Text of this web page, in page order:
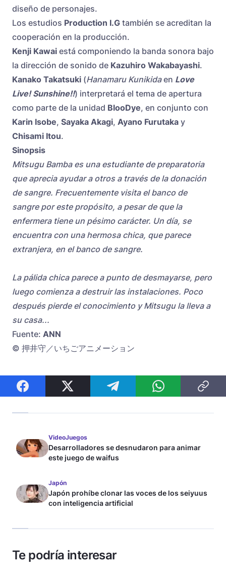
diseño de personajes.
Los estudios Production I.G también se acreditan la
cooperación en la producción.
Kenji Kawai está componiendo la banda sonora bajo
la dirección de sonido de Kazuhiro Wakabayashi.
Kanako Takatsuki (Hanamaru Kunikidaen Love
Live! Sunshine!!) interpretará el tema de apertura
como parte de la unidad BlooDye, en conjunto con
Karin Isobe, Sayaka Akagi, Ayano Furutaka y
Chisami Itou.
Sinopsis
Mitsugu Bamba es una estudiante de preparatoria
que aprecia ayudar a otros a través de la donación
de sangre. Frecuentemente visita el banco de
sangre por este propósito, a pesar de que la
enfermera tiene un pésimo carácter. Un día, se
encuentra con una hermosa chica, que parece
extranjera, en el banco de sangre.
La pálida chica parece a punto de desmayarse, pero
luego comienza a destruir las instalaciones. Poco
después pierde el conocimiento y Mitsugu la lleva a
su casa...
Fuente: ANN
© 押井守／いちごアニメーション
VideoJuegos
Desarrolladores se desnudaron para animar
este juego de waifus
Japón
Japón prohíbe clonar las voces de los seiyuus
con inteligencia artificial
Te podría interesar